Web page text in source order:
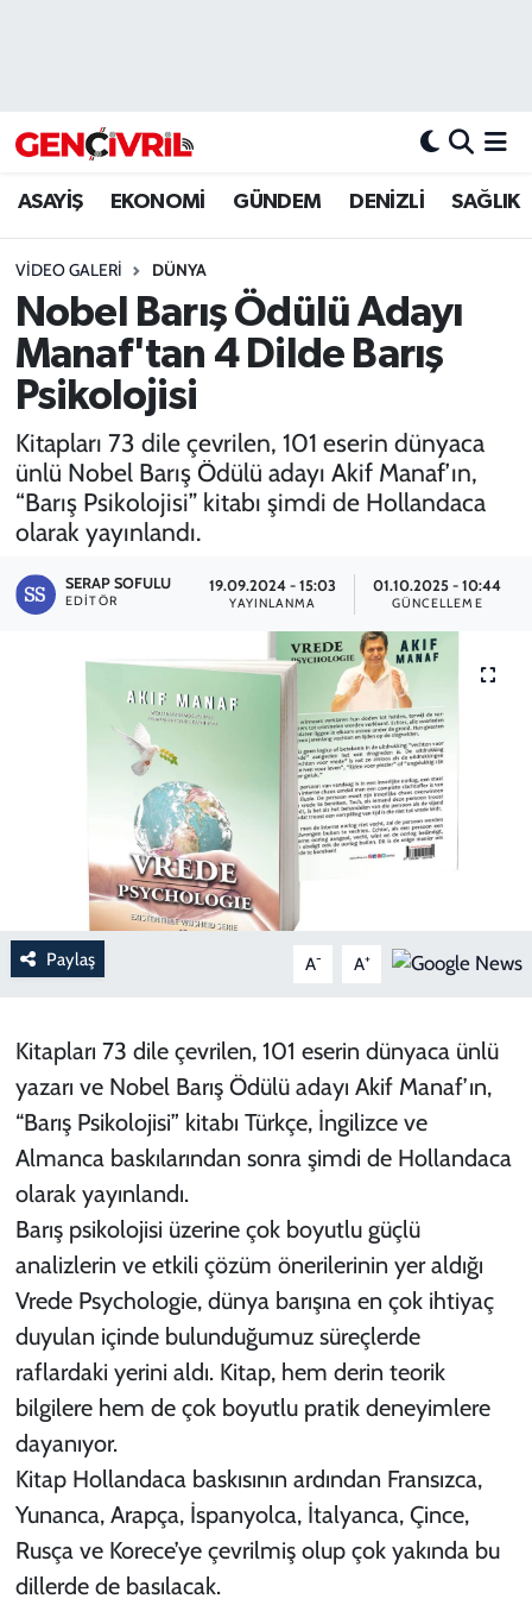
ASAYİŞ EKONOMİ GÜNDEM DENİZLİ SAĞLIK
VIDEO GALERI DÜNYA
Nobel Barış Ödülü Adayı
Manaf'tan 4 Dilde Barış
Psikolojisi
Kitapları 73 dile çevrilen, 101 eserin dünyaca
ünlü Nobel Barış Ödülü adayı Akif Manaf’ın,
“Barış Psikolojisi” kitabı şimdi de Hollandaca
olarak yayınlandı.
SERAP SOFULU
EDITÖR
19.09.2024 - 15:03
YAYINLANMA
01.10.2025 - 10:44
GÜNCELLEME
Paylaş A- A+
Kitapları 73 dile çevrilen, 101 eserin dünyaca ünlü
yazarı ve Nobel Barış Ödülü adayı Akif Manaf’ın,
“Barış Psikolojisi” kitabı Türkçe, İngilizce ve
Almanca baskılarından sonra şimdi de Hollandaca
olarak yayınlandı.
Barış psikolojisi üzerine çok boyutlu güçlü
analizlerin ve etkili çözüm önerilerinin yer aldığı
Vrede Psychologie, dünya barışına en çok ihtiyaç
duyulan içinde bulunduğumuz süreçlerde
raflardaki yerini aldı. Kitap, hem derin teorik
bilgilere hem de çok boyutlu pratik deneyimlere
dayanıyor.
Kitap Hollandaca baskısının ardından Fransızca,
Yunanca, Arapça, İspanyolca, İtalyanca, Çince,
Rusça ve Korece’ye çevrilmiş olup çok yakında bu
dillerde de basılacak.
DENİZLİ
EĞİTİM
EKONOMİ
GÜNDEM
ULUSAL
SAĞLIK
SİYASET
SPOR
YAŞAM
Merkezefendi Trafik Yoğunluk Haritası
Süper Lig Puan Durumu ve Fikstür
Tüm Manşetler
Son Dakika Haberleri
Haber Arşivi